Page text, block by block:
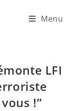
Menu
LFI
!”